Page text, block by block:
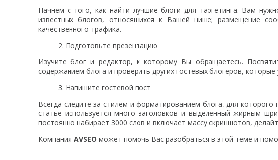
Начнем с того, как найти лучшие блоги для таргетинга. Вам
известных блогов, относящихся к Вашей нише; размещение
качественного трафика.
Подготовьте презентацию
Изучите блог и редактор, к которому Вы обращаетесь.
содержанием блога и проверить других гостевых блогеров,
Напишите гостевой пост
Всегда следите за стилем и форматированием блога, для
статье используется много заголовков и выделенный жирным
постоянно набирает 3000 слов и включает массу скриншотов,
Компания AVSEO может помочь Вас разобраться в этой теме и